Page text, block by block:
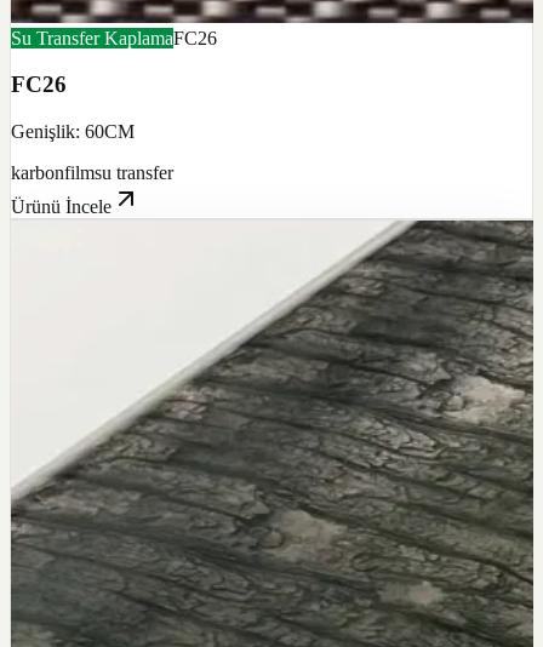
Su Transfer KaplamaFC26
FC26
Genişlik: 60CM
karbonfilmsu transfer
Ürünü İncele